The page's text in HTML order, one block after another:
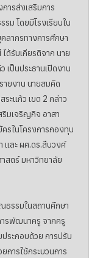
ารส่งเสริมการ
ม โดยมีโรงเรียนใน
ลากรทางการศึกษา
ด้รับเกียรติจาก นาย
เป็นประธานเปิดงาน
ายงาน นายสมคิด
ะแก้ว เขต 2 กล่าว
มเจริญกิจ อาสา
รในโครงการกองทุน
และ ผศ.ดร.สืบวงศ์
สตร์ มหาวิทยาลัย
ธรรมในสถานศึกษา
ารพัฒนาครู จากครู
ประกอบด้วย การปรับ
การใช้กระบวนการ